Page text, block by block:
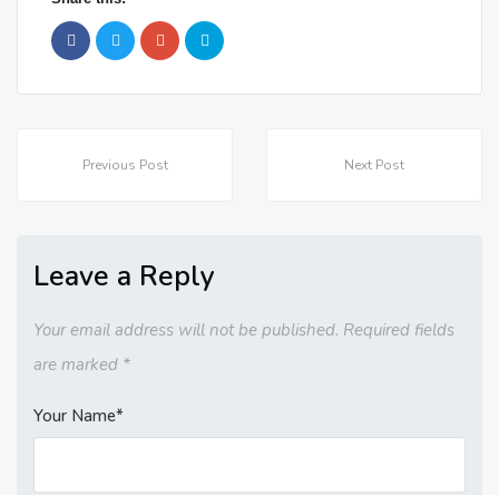
Previous Post Next Post
Leave a Reply
Your email address will not be published. Required fields
are marked *
Your Name*